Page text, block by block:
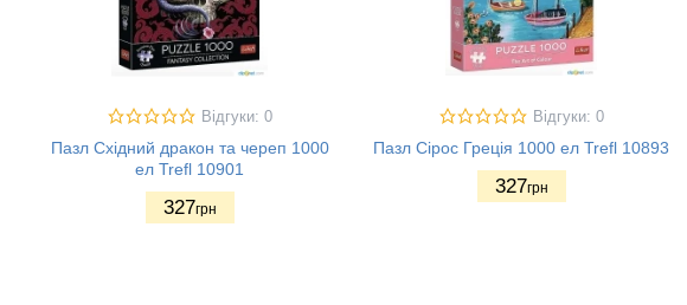
Відгуки: 0
Пазл Східний дракон та череп 1000
ел Trefl 10901
327грн
Відгуки: 0
Пазл Сірос Греція 1000 ел Trefl 10893
327грн